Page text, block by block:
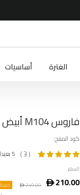
الغترة أساسيات
فاروس M104 أبيض نعال رجالي
كود المنتج:
( 3 ) 5 بعيدا عن المكان 5
السعر
ê210.00
ê249.00 حفظ ê